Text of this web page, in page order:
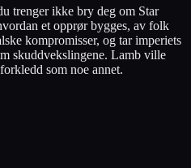
trenger ikke bry deg om Star
et opprør bygges, av folk
kompromisser, og tar imperiets
skuddvekslingene. Lamb ville
som noe annet.